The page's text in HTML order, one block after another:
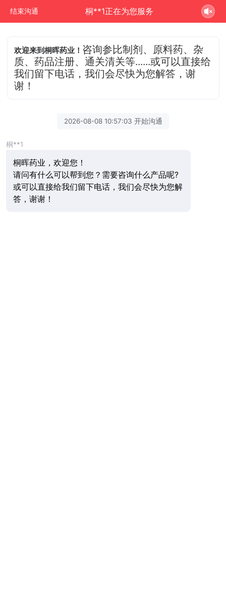
结束沟通 桐**1正在为您服务
欢迎来到桐晖药业！ 咨询参比制剂、原料药、杂
质、药品注册、通关清关等......或可以直接给
我们留下电话，我们会尽快为您解答，谢
谢！
2026-08-08 10:57:03 开始沟通
桐**1
桐晖药业，欢迎您！
请问有什么可以帮到您？需要咨询什么产品呢?
或可以直接给我们留下电话，我们会尽快为您解
答，谢谢！